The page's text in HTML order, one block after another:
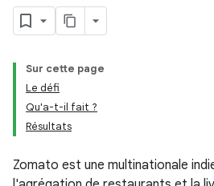
Sur cette page
Le défi
Qu'a-t-il fait ?
Résultats
Zomato est une multinationale